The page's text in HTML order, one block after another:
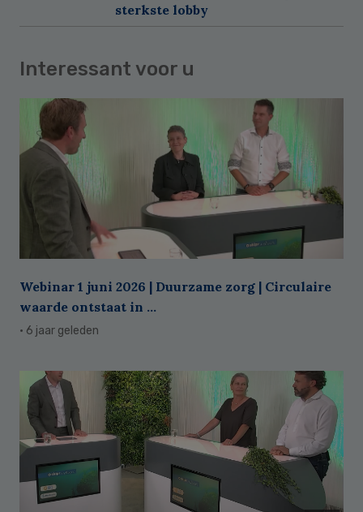
sterkste lobby
Interessant voor u
Webinar 1 juni 2026 | Duurzame zorg | Circulaire
waarde ontstaat in ...
· 6 jaar geleden